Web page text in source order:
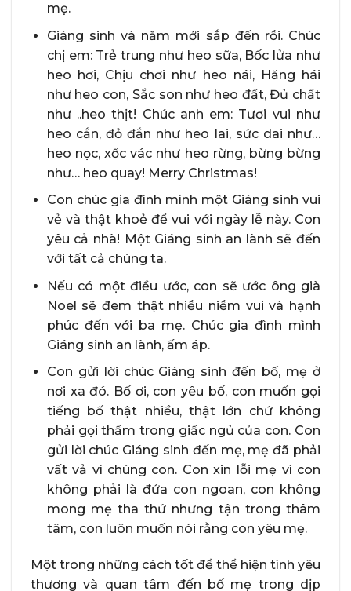
mẹ.
Giáng sinh và năm mới sắp đến rồi. Chúc
chị em: Trẻ trung như heo sữa, Bốc lửa như
heo hơi, Chịu chơi như heo nái, Hăng hái
như heo con, Sắc son như heo đất, Đủ chất
như ..heo thịt! Chúc anh em: Tươi vui như
heo cắn, đỏ đắn như heo lai, sức dai như…
heo nọc, xốc vác như heo rừng, bừng bừng
như… heo quay! Merry Christmas!
Con chúc gia đình mình một Giáng sinh vui
vẻ và thật khoẻ để vui với ngày lễ này. Con
yêu cả nhà! Một Giáng sinh an lành sẽ đến
với tất cả chúng ta.
Nếu có một điều ước, con sẽ ước ông già
Noel sẽ đem thật nhiều niềm vui và hạnh
phúc đến với ba mẹ. Chúc gia đình mình
Giáng sinh an lành, ấm áp.
Con gửi lời chúc Giáng sinh đến bố, mẹ ở
nơi xa đó. Bố ơi, con yêu bố, con muốn gọi
tiếng bố thật nhiều, thật lớn chứ không
phải gọi thầm trong giấc ngủ của con. Con
gửi lời chúc Giáng sinh đến mẹ, mẹ đã phải
vất vả vì chúng con. Con xin lỗi mẹ vì con
không phải là đứa con ngoan, con không
mong mẹ tha thứ nhưng tận trong thâm
tâm, con luôn muốn nói rằng con yêu mẹ.
Một trong những cách tốt để thể hiện tình yêu
thương và quan tâm đến bố mẹ trong dịp